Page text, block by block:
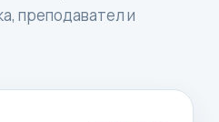
преподавател и